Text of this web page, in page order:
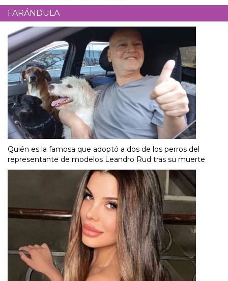
FARÁNDULA
Quién es la famosa que adoptó a dos de los perros del
representante de modelos Leandro Rud tras su muerte